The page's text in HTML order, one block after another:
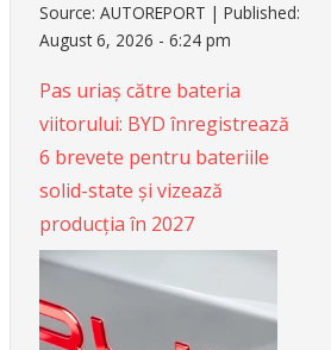
Source:AUTOREPORT |Published:
August 6, 2026 - 6:24 pm
Pas uriaș către bateria
viitorului: BYD înregistrează
6 brevete pentru bateriile
solid-state și vizează
producția în 2027